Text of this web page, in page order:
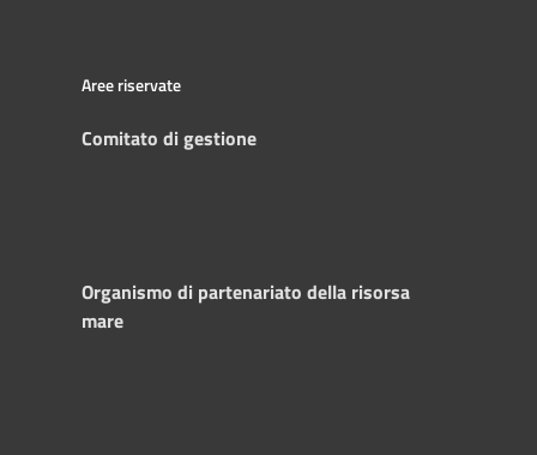
Aree riservate
Comitato di gestione
Organismo di partenariato della risorsa
mare